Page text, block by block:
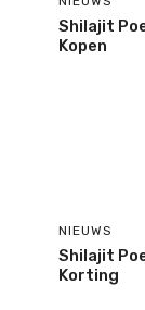
Shilajit
Kopen
NIEUWS
Shilajit
Korting